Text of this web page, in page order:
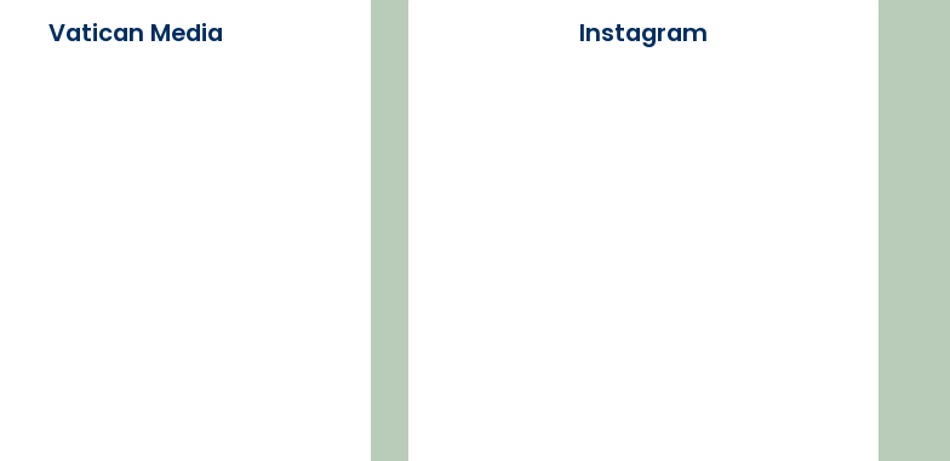
Vatican Media Instagram